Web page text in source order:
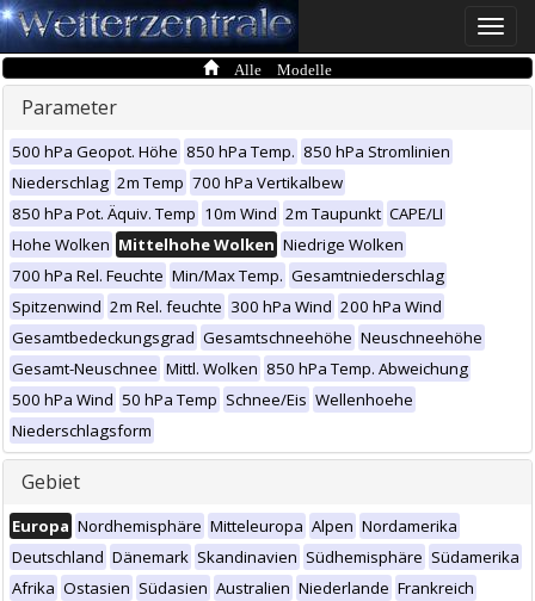
Toggle
Alle Modelle
Parameter
500 hPa Geopot. Höhe 850 hPa Temp. 850 hPa Stromlinien
Niederschlag 2m Temp 700 hPa Vertikalbew
850 hPa Pot. Äquiv. Temp 10m Wind 2m Taupunkt CAPE/LI
Hohe Wolken Mittelhohe Wolken Niedrige Wolken
700 hPa Rel. Feuchte Min/Max Temp. Gesamtniederschlag
Spitzenwind 2m Rel. feuchte 300 hPa Wind 200 hPa Wind
Gesamtbedeckungsgrad Gesamtschneehöhe Neuschneehöhe
Gesamt-Neuschnee Mittl. Wolken 850 hPa Temp. Abweichung
500 hPa Wind 50 hPa Temp Schnee/Eis Wellenhoehe
Niederschlagsform
Gebiet
Europa Nordhemisphäre Mitteleuropa Alpen Nordamerika
Deutschland Dänemark Skandinavien Südhemisphäre Südamerika
Afrika Ostasien Südasien Australien Niederlande Frankreich